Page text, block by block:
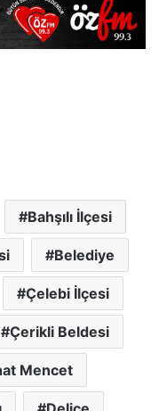
Bahşılı İlçesi
Belediye
Çelebi İlçesi
Çerikli Beldesi
Mencet